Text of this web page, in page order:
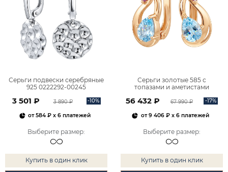
Серьги подвески серебряные
925 0222292-00245
3 501 ₽ 3 890 ₽ -10%
от584 ₽ x 6 платежей
Выберите размер:
Купить в один клик
Серьги золотые 585 с
топазами и аметистами
56 432 ₽ 67 990 ₽ -17%
от9 406 ₽x 6 платежей
Выберите размер:
Купить в один клик